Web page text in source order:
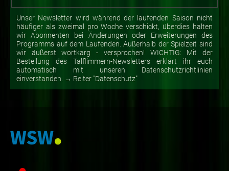
Unser Newsletter wird während der laufenden Saison nicht
häufiger als zweimal pro Woche verschickt, überdies halten
wir Abonnenten bei Änderungen oder Erweiterungen des
Programms auf dem Laufenden. Außerhalb der Spielzeit sind
wir äußerst wortkarg - versprochen! WICHTIG: Mit der
Bestellung des Talflimmern-Newsletters erklärt ihr euch
automatisch mit unseren Datenschutzrichtlinien
einverstanden. → Reiter "Datenschutz"